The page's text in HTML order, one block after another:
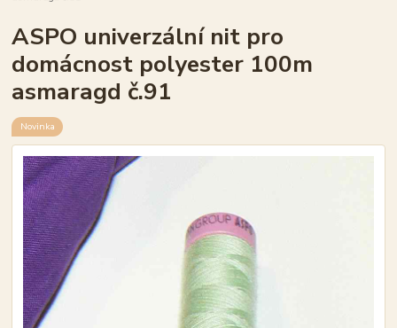
ASPO univerzální nit pro
domácnost polyester 100m
asmaragd č.91
Novinka